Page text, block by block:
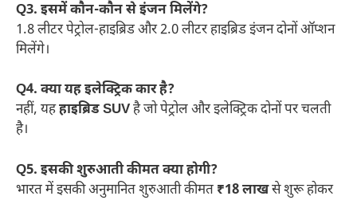
Q3. इसमें कौन-कौन से इंजन मिलेंगे?
1.8 लीटर पेट्रोल-हाइब्रिड और 2.0 लीटर हाइब्रिड इंजन दोनों ऑप्शन
मिलेंगे।
Q4. क्या यह इलेक्ट्रिक कार है?
नहीं, यहहाइब्रिड SUVहै जो पेट्रोल और इलेक्ट्रिक दोनों पर चलती
है।
Q5. इसकी शुरुआती कीमत क्या होगी?
भारत में इसकी अनुमानित शुरुआती कीमत ₹18 लाखसे शुरू होकर